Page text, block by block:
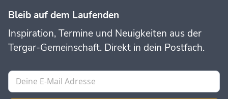
Bleib auf dem Laufenden
Inspiration, Termine und Neuigkeiten aus der
Tergar-Gemeinschaft. Direkt in dein Postfach.